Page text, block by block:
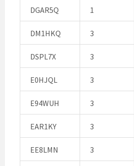
DGAR5Q 1
DM1HKQ 3
DSPL7X 3
E0HJQL 3
E94WUH 3
EAR1KY 3
EE8LMN 3